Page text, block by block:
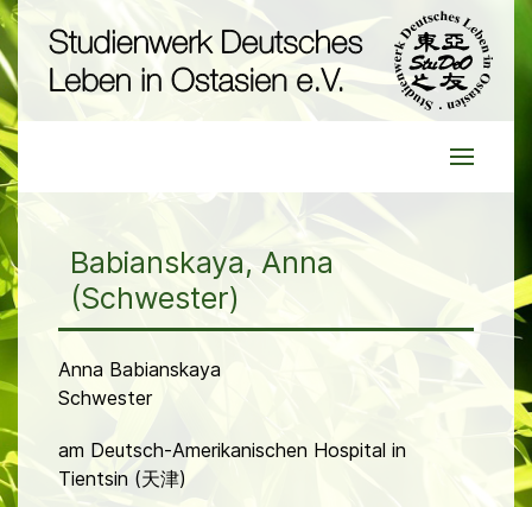
Babianskaya, Anna
(Schwester)
Anna Babianskaya
Schwester
am Deutsch-Amerikanischen Hospital in
Tientsin (天津)